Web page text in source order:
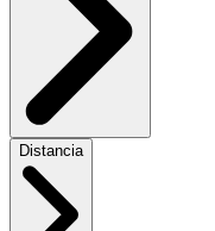
Distancia